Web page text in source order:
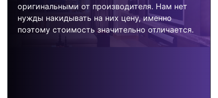
оригинальными от производителя. Нам нет
нужды накидывать на них цену, именно
поэтому стоимость значительно отличается.